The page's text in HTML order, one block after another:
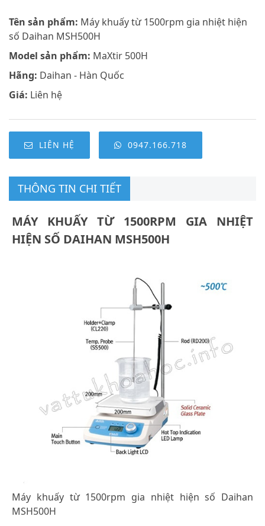
Tên sản phẩm: Máy khuấy từ 1500rpm gia nhiệt hiện
số Daihan MSH500H
Model sản phẩm: MaXtir 500H
Hãng: Daihan - Hàn Quốc
Giá: Liên hệ
LIÊN HỆ 0947.166.718
THÔNG TIN CHI TIẾT
MÁY KHUẤY TỪ 1500RPM GIA NHIỆT
HIỆN SỐ DAIHAN MSH500H
Máy khuấy từ 1500rpm gia nhiệt hiện số Daihan
MSH500H